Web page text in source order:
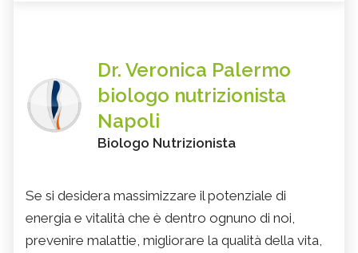
Dr. Veronica Palermo
biologo nutrizionista
Napoli
Biologo Nutrizionista
Se si desidera massimizzare il potenziale di
energia e vitalità che è dentro ognuno di noi,
prevenire malattie, migliorare la qualità della vita,